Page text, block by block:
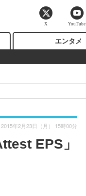
エンタメ
EPS」
2015年2月23日（月） 15時00分
X YouTube